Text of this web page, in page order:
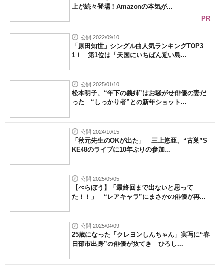
上が続々登場！Amazonの本気が...
PR
公開 2022/09/10
「原田知世」シングル曲人気ランキングTOP3
1！ 第1位は「天国にいちばん近い島...
公開 2025/01/10
松本明子、“年下の義姉”はお騒がせ俳優の妻だ
った “しっかり者”との新年ショット...
公開 2024/10/15
「秋元先生のOKが出た」 三上悠亜、“古巣”S
KE48のライブに10年ぶりの参加...
公開 2025/05/05
【べらぼう】「最終回まで出ないと思って
た！！」 “レアキャラ”にまさかの俳優が再...
公開 2025/04/09
25歳になった「クレヨンしんちゃん」実写に“春
日部市出身”の俳優が抜てき ひろし...